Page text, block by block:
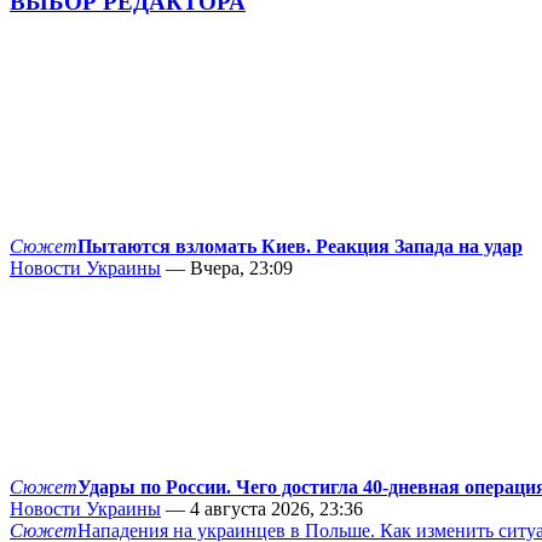
СюжетПытаются взломать Киев. Реакция Запада на удар
Новости Украины — Вчера, 23:09
СюжетУдары по России. Чего достигла 40-дневная
Новости Украины — 4 августа 2026, 23:36
СюжетНападения на украинцев в Польше. Как изменить